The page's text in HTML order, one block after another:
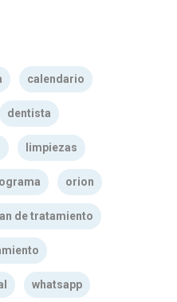
calendario
dentista
limpiezas
orion
de tratamiento
whatsapp